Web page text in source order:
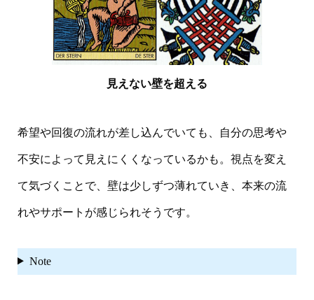
見えない壁を超える
希望や回復の流れが差し込んでいても、自分の思考や
不安によって見えにくくなっているかも。視点を変え
て気づくことで、壁は少しずつ薄れていき、本来の流
れやサポートが感じられそうです。
Note